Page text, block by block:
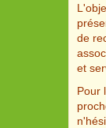
de
et
Pour